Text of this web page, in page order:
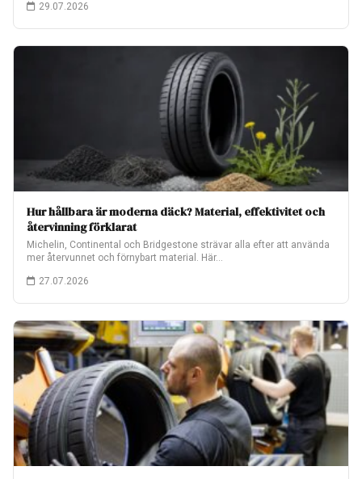
29.07.2026
Hur hållbara är moderna däck? Material, effektivitet och
återvinning förklarat
Michelin, Continental och Bridgestone strävar alla efter att använda
mer återvunnet och förnybart material. Här…
27.07.2026